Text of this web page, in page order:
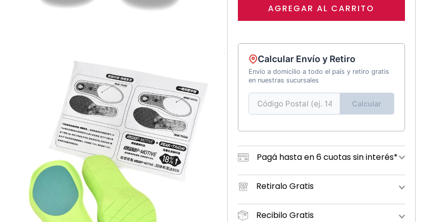
AGREGAR AL CARRITO
Calcular Envío y Retiro
Envío a domicilio a todo el país y retiro gratis
en nuestras sucursales
Calcular
Pagá hasta en 6 cuotas sin interés*
Retiralo Gratis
Recibilo Gratis